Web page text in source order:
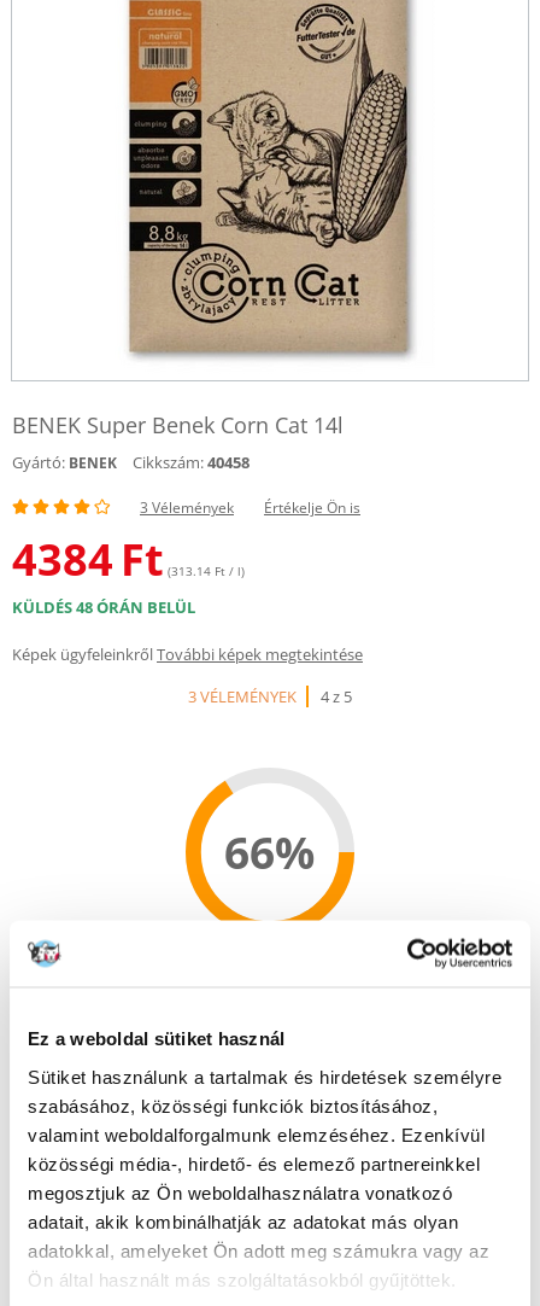
Ez a weboldal sütiket használ
Sütiket használunk a tartalmak és hirdetések személyre
szabásához, közösségi funkciók biztosításához,
valamint weboldalforgalmunk elemzéséhez. Ezenkívül
közösségi média-, hirdető- és elemező partnereinkkel
megosztjuk az Ön weboldalhasználatra vonatkozó
adatait, akik kombinálhatják az adatokat más olyan
adatokkal, amelyeket Ön adott meg számukra vagy az
Ön által használt más szolgáltatásokból gyűjtöttek.
BENEK Super Benek Corn Cat 14l
Gyártó: BENEK Cikkszám:40458
3 Vélemények Értékelje Ön is
4384 Ft (313.14 Ft / l)
KÜLDÉS 48 ÓRÁN BELÜL
Képek ügyfeleinkrőlTovábbi képek megtekintése
3 VÉLEMÉNYEK
4 z 5
66%
Recommend
66% AZ ÜGYFELEK AJÁNLJÁK EZT A TERMÉKET
Leírás
Csomós, teljesen biológiailag lebomló macskaalom. Természetes
növényi anyagból, kémiai adalékanyagok nélkül gyártják. Nagy
teljesítményének köszönhetően ideális több macska tulajdonosai
számára. Természetes kukoricaillata van.
Az alkalmazott egyedülálló terméktechnológia - a szemcsék megnövelt
súlya - biztosítja, hogy az alom az alomtálcán kívülre kerüljön.
Jellemzők:
- 100%-ban természetes termék